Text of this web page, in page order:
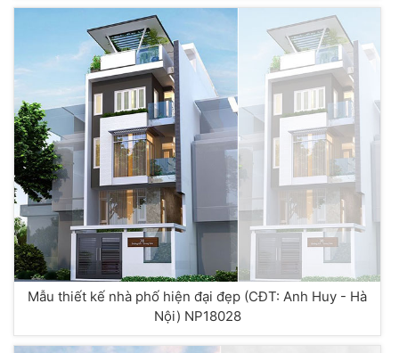
Mẫu thiết kế nhà phố hiện đại đẹp (CĐT: Anh Huy - Hà
Nội) NP18028